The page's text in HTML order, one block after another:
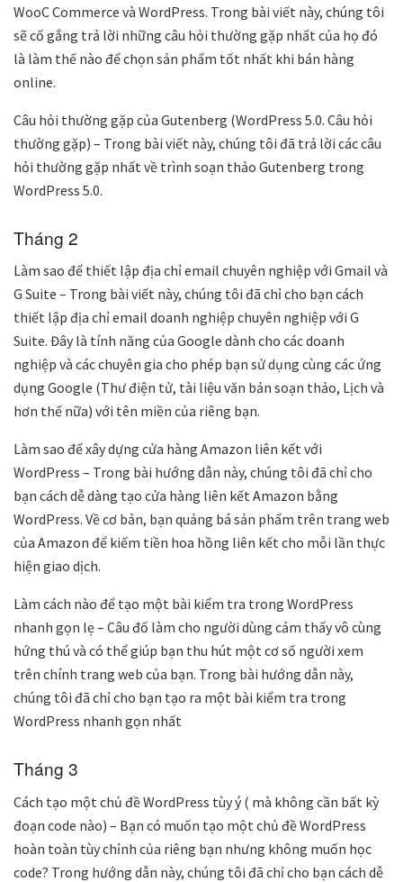
WooC Commerce và WordPress. Trong bài viết này, chúng tôi
sẽ cố gắng trả lời những câu hỏi thường gặp nhất của họ đó
là làm thế nào để chọn sản phẩm tốt nhất khi bán hàng
online.
Câu hỏi thường gặp của Gutenberg (WordPress 5.0. Câu hỏi
thường gặp) – Trong bài viết này, chúng tôi đã trả lời các câu
hỏi thường gặp nhất về trình soạn thảo Gutenberg trong
WordPress 5.0.
Tháng 2
Làm sao để thiết lập địa chỉ email chuyên nghiệp với Gmail và
G Suite – Trong bài viết này, chúng tôi đã chỉ cho bạn cách
thiết lập địa chỉ email doanh nghiệp chuyên nghiệp với G
Suite. Đây là tính năng của Google dành cho các doanh
nghiệp và các chuyên gia cho phép bạn sử dụng cùng các ứng
dụng Google (Thư điện tử, tài liệu văn bản soạn thảo, Lịch và
hơn thế nữa) với tên miền của riêng bạn.
Làm sao để xây dựng cửa hàng Amazon liên kết với
WordPress – Trong bài hướng dẫn này, chúng tôi đã chỉ cho
bạn cách dễ dàng tạo cửa hàng liên kết Amazon bằng
WordPress. Về cơ bản, bạn quảng bá sản phẩm trên trang web
của Amazon để kiếm tiền hoa hồng liên kết cho mỗi lần thực
hiện giao dịch.
Làm cách nào để tạo một bài kiểm tra trong WordPress
nhanh gọn lẹ – Câu đố làm cho người dùng cảm thấy vô cùng
hứng thú và có thể giúp bạn thu hút một cơ số người xem
trên chính trang web của bạn. Trong bài hướng dẫn này,
chúng tôi đã chỉ cho bạn tạo ra một bài kiểm tra trong
WordPress nhanh gọn nhất
Tháng 3
Cách tạo một chủ đề WordPress tùy ý ( mà không cần bất kỳ
đoạn code nào) – Bạn có muốn tạo một chủ đề WordPress
hoàn toàn tùy chỉnh của riêng bạn nhưng không muốn học
code? Trong hướng dẫn này, chúng tôi đã chỉ cho bạn cách dễ